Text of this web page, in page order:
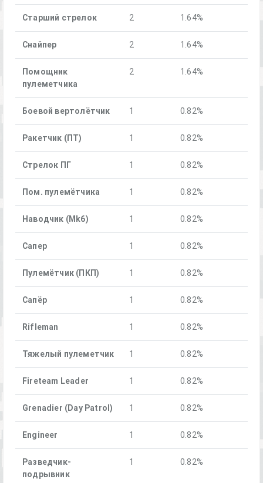
Старший стрелок 2 1.64%
Снайпер 2 1.64%
Помощник
пулеметчика
2 1.64%
Боевой вертолётчик 1 0.82%
Ракетчик (ПТ) 1 0.82%
Стрелок ПГ 1 0.82%
Пом. пулемётчика 1 0.82%
Наводчик (Mk6) 1 0.82%
Сапер 1 0.82%
Пулемётчик (ПКП) 1 0.82%
Cапёр 1 0.82%
Rifleman 1 0.82%
Тяжелый пулеметчик 1 0.82%
Fireteam Leader 1 0.82%
Grenadier (Day Patrol) 1 0.82%
Engineer 1 0.82%
Разведчик-
подрывник
1 0.82%